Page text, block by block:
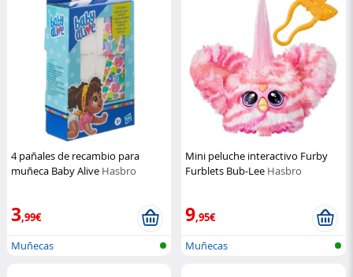
4 pañales de recambio para
muñeca Baby Alive Hasbro
3,99€
Muñecas
Mini peluche interactivo Furby
Furblets Bub-Lee Hasbro
9,95€
Muñecas